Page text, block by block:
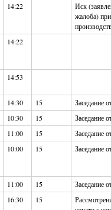
14:22
Иск
жалоба)
14:22
14:53
14:30 15
Заседание
10:30 15
Заседание
11:00 15
Заседание
10:00 15 Заседание
11:00 15
Заседание
16:30 15